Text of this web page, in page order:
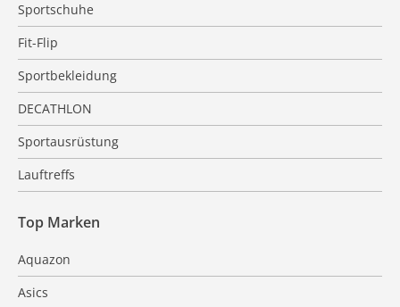
Sportschuhe
Fit-Flip
Sportbekleidung
DECATHLON
Sportausrüstung
Lauftreffs
Top Marken
Aquazon
Asics